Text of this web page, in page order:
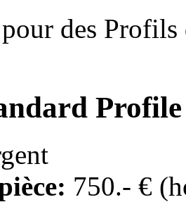
des
Profile
750.- €